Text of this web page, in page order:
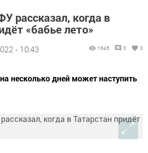
рассказал, когда в
«бабье лето»
- 10:43 1645 0 0
несколько дней может наступить